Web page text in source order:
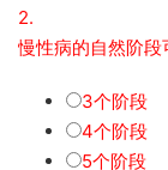
2.
慢性病的自然阶段
3个阶段
4个阶段
5个阶段